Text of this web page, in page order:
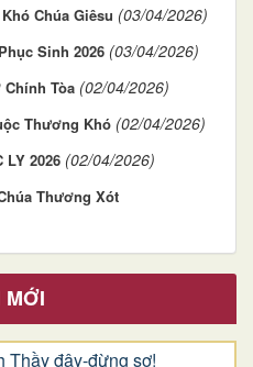
Chúa Giêsu (03/04/2026)
Sinh 2026 (03/04/2026)
Tòa (02/04/2026)
Thương Khó (02/04/2026)
LY 2026 (02/04/2026)
Thương Xót
MỚI
Thầy đây-đừng sợ!